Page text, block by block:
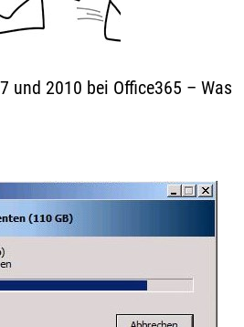
und 2010 bei Office365 – Was